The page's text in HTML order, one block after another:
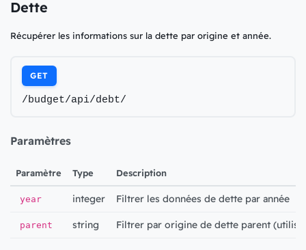
Dette
Récupérer les informations sur la dette par origine et année.
GET
/budget/api/debt/
Paramètres
Paramètre Type Description
year integer Filtrer les données de dette par année
parent string Filtrer par origine de dette parent